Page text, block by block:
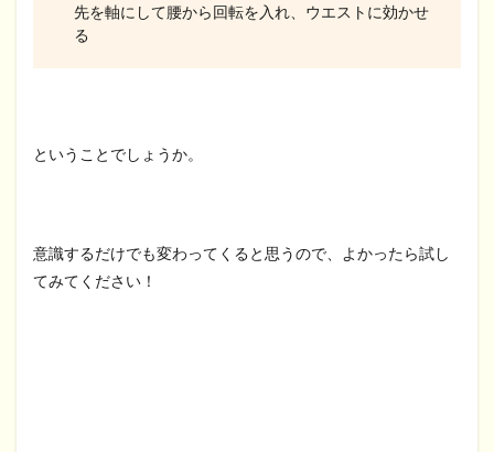
先を軸にして腰から回転を入れ、ウエストに効かせ
る
ということでしょうか。
意識するだけでも変わってくると思うので、よかったら試し
てみてください！